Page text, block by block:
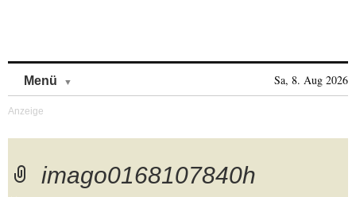
Menü Sa, 8. Aug 2026
imago0168107840h